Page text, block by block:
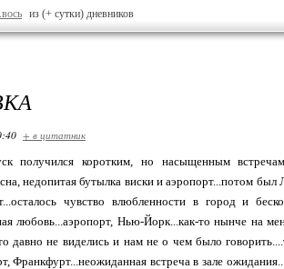
из (+ сутки) дневников
+ в цитатник
получился коротким, но насыщенным
недопитая бутылка виски и аэропорт...потом
чувство влюбленности в город и
любовь...аэропорт, Нью-Йорк...как-то нынче на
давно не виделись и нам не о чем было
Франкфурт...неожиданная встреча в зале